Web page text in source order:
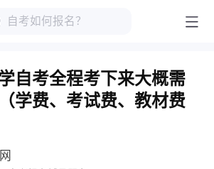
自考全程考下来大概需
学费、考试费、教材费